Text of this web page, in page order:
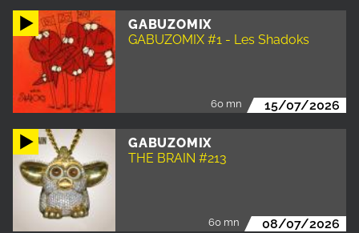
GABUZOMIX
GABUZOMIX #1 - Les Shadoks
60 mn 15/07/2026
GABUZOMIX
THE BRAIN #213
60 mn 08/07/2026